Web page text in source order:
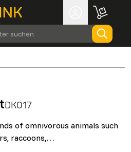
suchen
DK017
of omnivorous animals such
raccoons,…